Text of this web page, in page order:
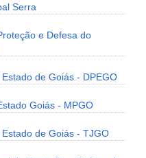
Serra
e Defesa do
de Goiás - DPEGO
Goiás - MPGO
de Goiás - TJGO